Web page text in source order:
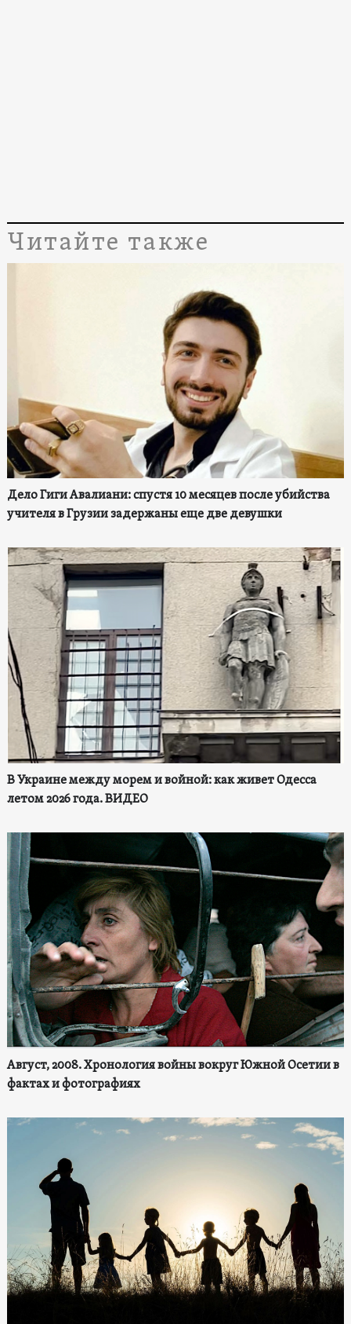
Читайте также
Дело Гиги Авалиани: спустя 10 месяцев после убийства
учителя в Грузии задержаны еще две девушки
В Украине между морем и войной: как живет Одесса
летом 2026 года. ВИДЕО
Август, 2008. Хронология войны вокруг Южной Осетии в
фактах и фотографиях